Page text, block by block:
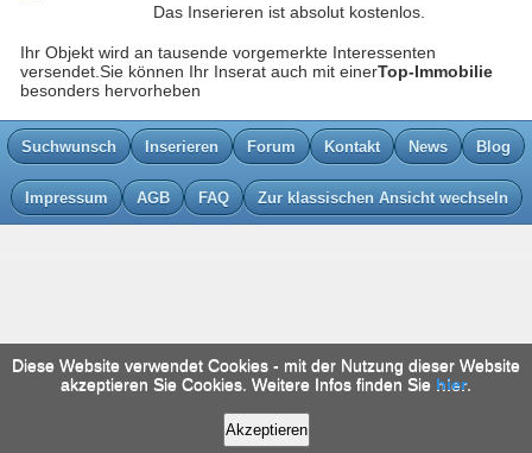
Das Inserieren ist absolut kostenlos.
Ihr Objekt wird an tausende vorgemerkte Interessenten
versendet.Sie können Ihr Inserat auch mit einerTop-Immobilie
besonders hervorheben
Suchwunsch Inserieren Forum Kontakt News Blog
Impressum AGB FAQ Zur klassischen Ansicht wechseln
Diese Website verwendet Cookies - mit der Nutzung dieser Website
akzeptieren Sie Cookies. Weitere Infos finden Sie hier.